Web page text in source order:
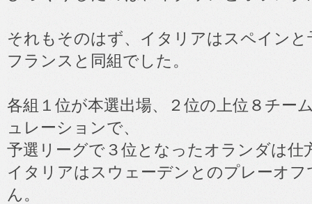
それもそのはず、イタリアはスペイン
フランスと同組でした。
各組１位が本選出場、２位の上位８チー
ュレーションで、
予選リーグで３位となったオランダは仕
イタリアはスウェーデンとのプレーオ
ん。